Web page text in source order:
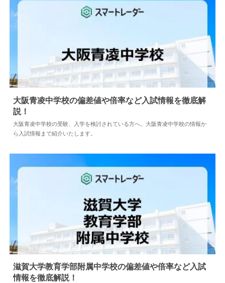
中学情報 2024.05.10
大阪青凌中学校の偏差値や倍率など入試情報を徹底解
説！
大阪青凌中学校の受験、入学を検討されている方へ。大阪青凌中学校の情報か
ら入試情報まで紹介いたします。
滋賀大学教育学部附属中学校の偏差値や倍率など入試
情報を徹底解説！